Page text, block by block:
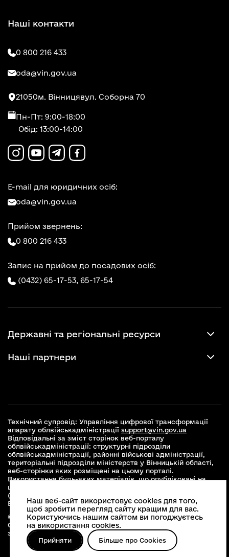
Наші контакти
0 800 216 433
oda@vin.gov.ua
21050м. Вінницявул. Соборна 70
Пн-Пт: 9:00-18:00
Обід: 13:00-14:00
E-mail для юридичних осіб:
oda@vin.gov.ua
Прийом звернень:
0 800 216 433
Запис на прийом до посадових осіб:
(0432) 65-17-53, 65-17-54
Державні та регіональні ресурси
Наші партнери
Технічний супровід: Управління цифрової трансформації
апарату облвійськадміністрації support@vin.gov.ua
Відповідальні за зміст сторінок веб-порталу
облвійськадміністрації: структурні підрозділи
облвійськадміністрації, районні військові адміністрації,
територіальні підрозділи міністерств у Вінницькій області,
веб-сторінки яких розміщені на цьому порталі.
Використання будь-яких матеріалів, що опубліковані на
цьому сайті, дозволяється при умові зазначення посилання
(для інтернет-видань - гіперпосилання) на офіційний сайт
Вінницької облвійськадміністраціїwww.vin.gov.ua .
© 2026 Весь контент доступний за ліцензією Creative
Commons Attribution 4.0 International license, якщо не
зазначено інше
Наш веб-сайт використовує cookies для того,
щоб зробити перегляд сайту кращим для вас.
Користуючись нашим сайтом ви погоджуєтесь
на використання cookies.
Прийняти Більше про Cookies